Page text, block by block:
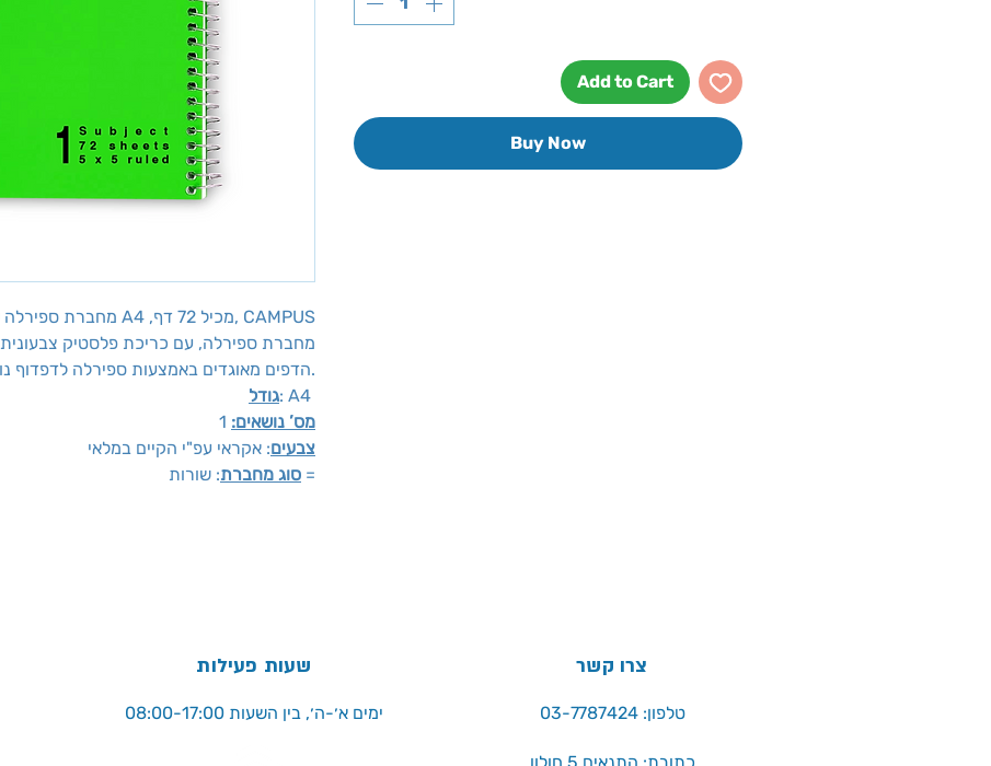
מחברת ספירלה שורה, גודל A4 ,מכיל 72 דף, CAMPUS
מחברת ספירלה, עם כריכת פלסטיק צבעונית
הדפים מאוגדים באמצעות ספירלה לדפדוף נוח.
גודל: A4
מס’ נושאים:
צבעים: אקראי עפ"י הקיים במלאי
סוג מחברת : שורות =
Add to Cart
Buy Now
שעות פעילות
ימים א׳-ה׳, בין השעות 08:00-17:00
צרו קשר
טלפון: 03-7787424